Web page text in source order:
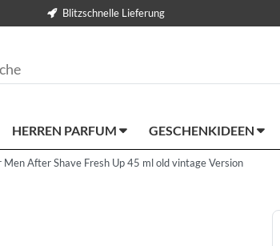
Blitzschnelle Lieferung
HERREN PARFUM GESCHENKIDEEN
Men After Shave Fresh Up 45 ml old vintage Version